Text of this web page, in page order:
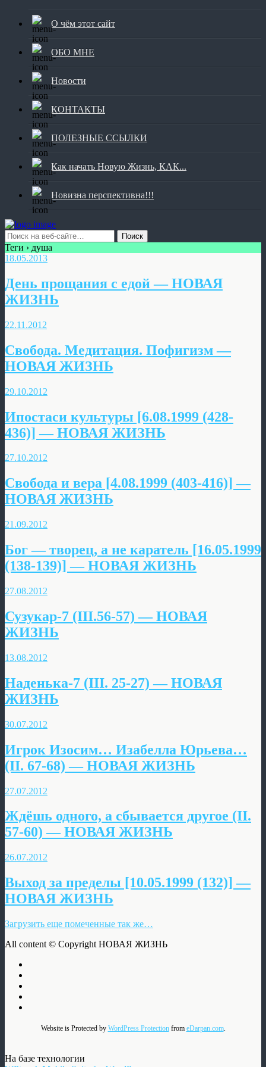
О чём этот сайт
ОБО МНЕ
Новости
КОНТАКТЫ
ПОЛЕЗНЫЕ ССЫЛКИ
Как начать Новую Жизнь, КАК...
Новизна перспективна!!!
Теги › душа
18.05.2013
День прощания с едой — НОВАЯ
ЖИЗНЬ
22.11.2012
Свобода. Медитация. Пофигизм —
НОВАЯ ЖИЗНЬ
29.10.2012
Ипостаси культуры [6.08.1999 (428-
436)] — НОВАЯ ЖИЗНЬ
27.10.2012
Свобода и вера [4.08.1999 (403-416)] —
НОВАЯ ЖИЗНЬ
21.09.2012
Бог — творец, а не каратель [16.05.1999
(138-139)] — НОВАЯ ЖИЗНЬ
27.08.2012
Сузукар-7 (III.56-57) — НОВАЯ
ЖИЗНЬ
13.08.2012
Наденька-7 (III. 25-27) — НОВАЯ
ЖИЗНЬ
30.07.2012
Игрок Изосим… Изабелла Юрьева…
(II. 67-68) — НОВАЯ ЖИЗНЬ
27.07.2012
Ждёшь одного, а сбывается другое (II.
57-60) — НОВАЯ ЖИЗНЬ
26.07.2012
Выход за пределы [10.05.1999 (132)] —
НОВАЯ ЖИЗНЬ
Загрузить еще помеченные так же…
All content © Copyright НОВАЯ ЖИЗНЬ
Website is Protected by WordPress Protectionfrom eDarpan.com.
На базе технологии